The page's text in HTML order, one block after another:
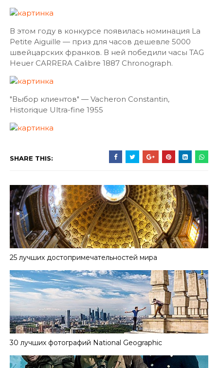
В этом году в конкурсе появилась номинация La
Petite Aiguille — приз для часов дешевле 5000
швейцарских франков. В ней победили часы TAG
Heuer CARRERA Calibre 1887 Chronograph.
"Выбор клиентов" — Vacheron Constantin,
Historique Ultra-fine 1955
SHARE THIS:
25 лучших достопримечательностей мира
30 лучших фотографий National Geographic